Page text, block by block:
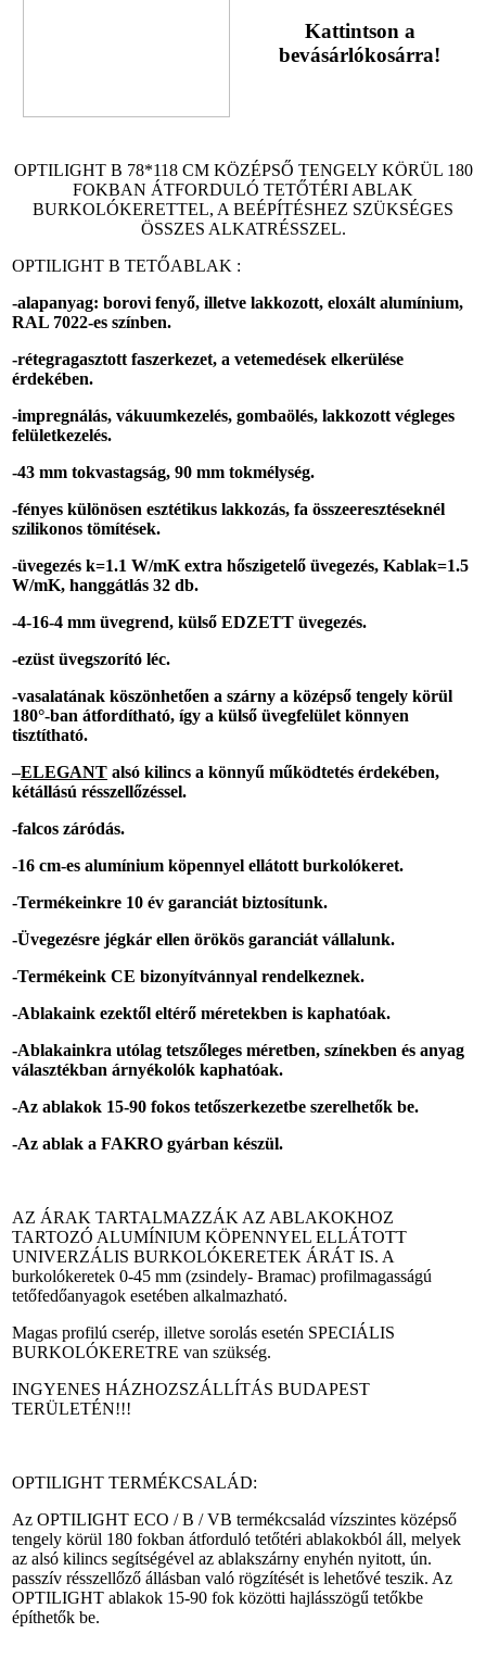
Kattintson a
bevásárlókosárra!
OPTILIGHT B 78*118 CM KÖZÉPSŐ TENGELY KÖRÜL 180
FOKBAN ÁTFORDULÓ TETŐTÉRI ABLAK
BURKOLÓKERETTEL, A BEÉPÍTÉSHEZ SZÜKSÉGES
ÖSSZES ALKATRÉSSZEL.
OPTILIGHT B TETŐABLAK :
-alapanyag: borovi fenyő, illetve lakkozott, eloxált alumínium,
RAL 7022-es színben.
-rétegragasztott faszerkezet, a vetemedések elkerülése
érdekében.
-impregnálás, vákuumkezelés, gombaölés, lakkozott végleges
felületkezelés.
-43 mm tokvastagság, 90 mm tokmélység.
-fényes különösen esztétikus lakkozás, fa összeeresztéseknél
szilikonos tömítések.
-üvegezés k=1.1 W/mK extra hőszigetelő üvegezés, Kablak=1.5
W/mK, hanggátlás 32 db.
-4-16-4 mm üvegrend, külső EDZETT üvegezés.
-ezüst üvegszorító léc.
-vasalatának köszönhetően a szárny a középső tengely körül
180°-ban átfordítható, így a külső üvegfelület könnyen
tisztítható.
–ELEGANT alsó kilincs a könnyű működtetés érdekében,
kétállású résszellőzéssel.
-falcos záródás.
-16 cm-es alumínium köpennyel ellátott burkolókeret.
-Termékeinkre 10 év garanciát biztosítunk.
-Üvegezésre jégkár ellen örökös garanciát vállalunk.
-Termékeink CE bizonyítvánnyal rendelkeznek.
-Ablakaink ezektől eltérő méretekben is kaphatóak.
-Ablakainkra utólag tetszőleges méretben, színekben és anyag
választékban árnyékolók kaphatóak.
-Az ablakok 15-90 fokos tetőszerkezetbe szerelhetők be.
-Az ablak a FAKRO gyárban készül.
AZ ÁRAK TARTALMAZZÁK AZ ABLAKOKHOZ
TARTOZÓ ALUMÍNIUM KÖPENNYEL ELLÁTOTT
UNIVERZÁLIS BURKOLÓKERETEK ÁRÁT IS. A
burkolókeretek 0-45 mm (zsindely- Bramac) profilmagasságú
tetőfedőanyagok esetében alkalmazható.
Magas profilú cserép, illetve sorolás esetén SPECIÁLIS
BURKOLÓKERETRE van szükség.
INGYENES HÁZHOZSZÁLLÍTÁS BUDAPEST
TERÜLETÉN!!!
OPTILIGHT TERMÉKCSALÁD:
Az OPTILIGHT ECO / B / VB termékcsalád vízszintes középső
tengely körül 180 fokban átforduló tetőtéri ablakokból áll, melyek
az alsó kilincs segítségével az ablakszárny enyhén nyitott, ún.
passzív résszellőző állásban való rögzítését is lehetővé teszik. Az
OPTILIGHT ablakok 15-90 fok közötti hajlásszögű tetőkbe
építhetők be.